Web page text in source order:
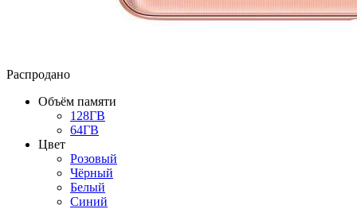
Распродано
Объём памяти
128ГВ
64ГВ
Цвет
Розовый
Чёрный
Белый
Синий